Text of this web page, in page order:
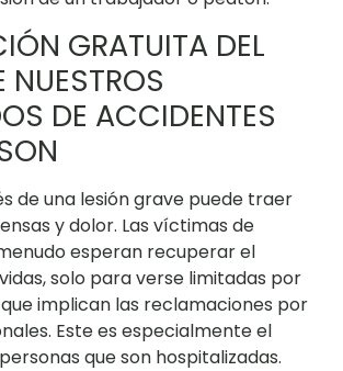
GRATUITA DEL
DE ACCIDENTES
de una lesión grave puede traer
y dolor. Las víctimas de
esperan recuperar el
solo para verse limitadas por
implican las reclamaciones por
Este es especialmente el
que son hospitalizadas.